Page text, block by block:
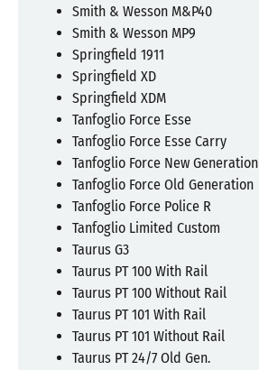
Smith & Wesson M&P40
Smith & Wesson MP9
Springfield 1911
Springfield XD
Springfield XDM
Tanfoglio Force Esse
Tanfoglio Force Esse Carry
Tanfoglio Force New Generation
Tanfoglio Force Old Generation
Tanfoglio Force Police R
Tanfoglio Limited Custom
Taurus G3
Taurus PT 100 With Rail
Taurus PT 100 Without Rail
Taurus PT 101 With Rail
Taurus PT 101 Without Rail
Taurus PT 24/7 Old Gen.